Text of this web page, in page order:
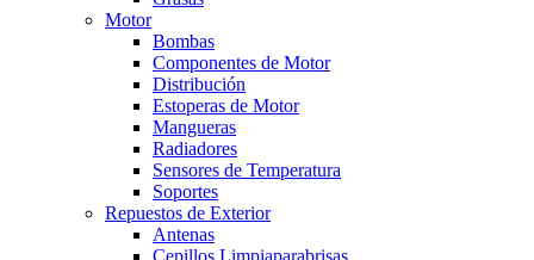
Motor
Bombas
Componentes de Motor
Distribución
Estoperas de Motor
Mangueras
Radiadores
Sensores de Temperatura
Soportes
Repuestos de Exterior
Antenas
Cepillos Limpiaparabrisas